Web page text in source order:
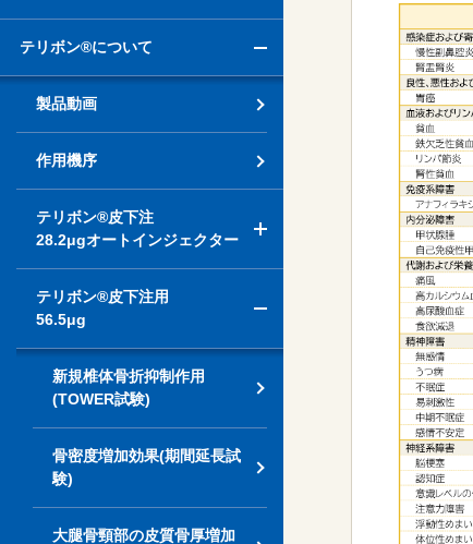
テリボン®について
製品動画
作用機序
テリボン®皮下注
28.2μgオートインジェクター
テリボン®皮下注用
56.5μg
新規椎体骨折抑制作用
(TOWER試験)
骨密度増加効果(期間延長試
験)
大腿骨頸部の皮質骨厚増加